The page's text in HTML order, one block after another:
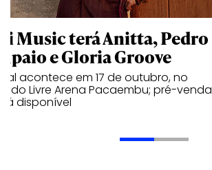
Music terá Anitta, Pedro
e Gloria Groove
acontece em 17 de outubro, no
Livre Arena Pacaembu; pré-venda
disponível